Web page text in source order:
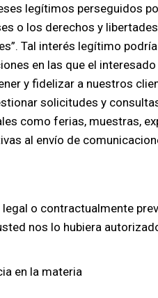
legítimos perseguidos
o los derechos y
Tal interés legítimo
en las que el
y fidelizar a nuestros
solicitudes y
como ferias, muestras,
al envío de
o contractualmente
nos lo hubiera
en la materia